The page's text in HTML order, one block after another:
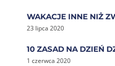
WAKACJE INNE NIŻ
23 lipca 2020
10 ZASAD NA DZIEŃ
1 czerwca 2020